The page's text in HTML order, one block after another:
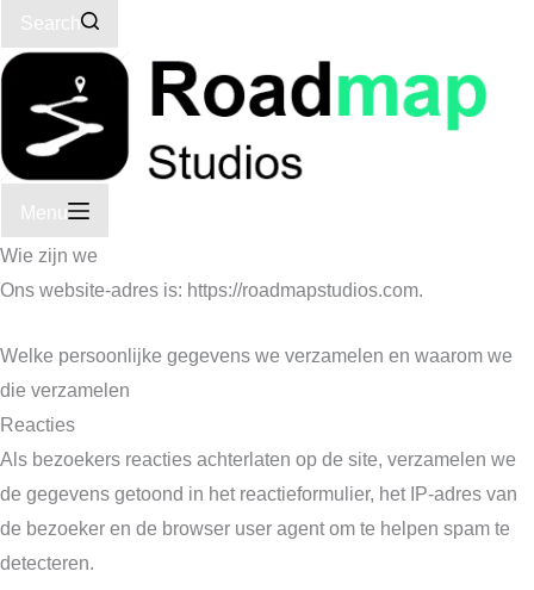
Search
Menu
Wie zijn we
Ons website-adres is: https://roadmapstudios.com.
Welke persoonlijke gegevens we verzamelen en waarom we
die verzamelen
Reacties
Als bezoekers reacties achterlaten op de site, verzamelen we
de gegevens getoond in het reactieformulier, het IP-adres van
de bezoeker en de browser user agent om te helpen spam te
detecteren.